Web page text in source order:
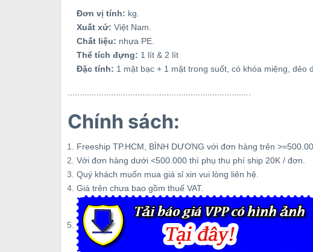
Đơn vị tính: kg.
Xuất xứ: Việt Nam.
Chất liệu: nhựa PE.
Thể tích đựng: 1 lít & 2 lít
Đặc tính: 1 mặt bạc + 1 mặt trong suốt, có khóa miệng,
Chính sách:
Freeship TP.HCM, BÌNH DƯƠNG với đơn hàng trên
Với đơn hàng dưới <500.000 thì phụ thu phí ship 20K / đơn.
Quý khách muốn mua giá sỉ xin vui lòng liên hệ.
Giá trên chưa bao gồm thuế VAT.